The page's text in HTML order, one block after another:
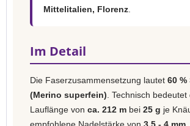
Mittelitalien, Florenz
Im Detail
Die Faserzusammensetzung lautet 60
(Merino superfein) . Technisch
Lauflänge von ca. 212 m bei 25 g je